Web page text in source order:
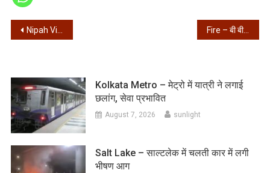
Post
Nipah Virus – बंगाल में निपाह वायरस की दस्तक… दो नर्सों में मिले लक्षण, केंद्र ने लिया एक्शन Fire – बी बी गांगुली स्ट्रीट में लगी भीषण आग, मौके पर 10 दमकल
Kolkata Metro – मेट्रो में यात्री ने लगाई
छलांग, सेवा प्रभावित
August 7, 2026 sunlight
Salt Lake – साल्टलेक में चलती कार में लगी
भीषण आग